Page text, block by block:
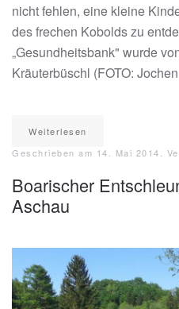
nicht fehlen, eine kleine
des frechen Kobolds zu
„Gesundheitsbank" wurde
Kräuterbüschl (FOTO:
Weiterlesen
Geschrieben am 14. Mai 2014 .
Boarischer
Aschau